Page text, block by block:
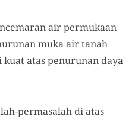
air permukaan
muka air tanah
atas penurunan daya
permasalah di atas